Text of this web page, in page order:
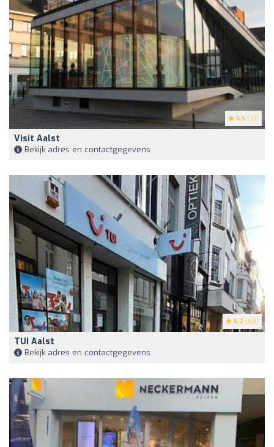
4.5 (37)
Visit Aalst
Bekijk adres en contactgegevens
4.2 (68)
TUI Aalst
Bekijk adres en contactgegevens